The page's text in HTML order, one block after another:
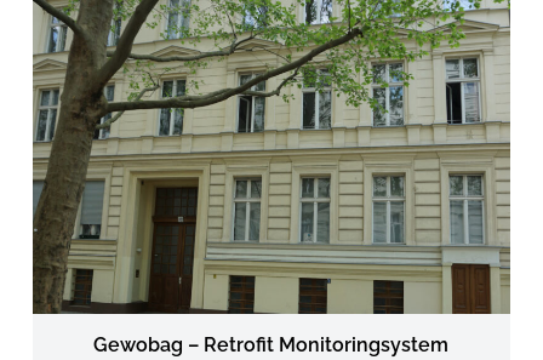
Gewobag – Retrofit Monitoringsystem